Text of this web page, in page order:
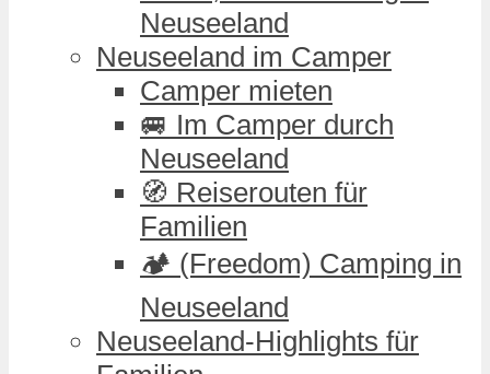
Neuseeland
Neuseeland im Camper
Camper mieten
🚐 Im Camper durch
Neuseeland
🧭 Reiserouten für
Familien
🏕️ (Freedom) Camping in
Neuseeland
Neuseeland-Highlights für